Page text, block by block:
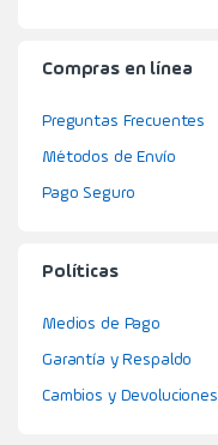
Compras en línea
Preguntas Frecuentes
Métodos de Envío
Pago Seguro
Políticas
Medios de Pago
Garantía y Respaldo
Cambios y Devoluciones